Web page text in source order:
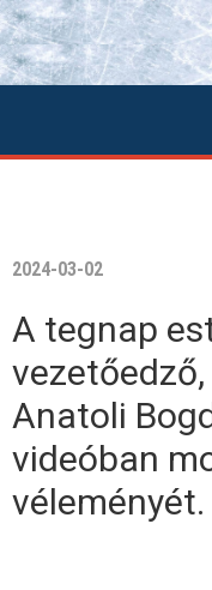
2024-03-02
A tegnap
Anatoli
videóban
véleményét.